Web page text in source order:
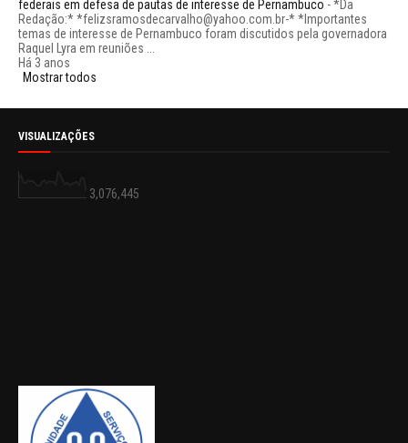
federais em defesa de pautas de interesse de Pernambuco -*Da
Redação:* *felizsramosdecarvalho@yahoo.com.br-* *Importantes
temas de interesse de Pernambuco foram discutidos pela governadora
Raquel Lyra em reuniões ...
Há 3 anos
Mostrar todos
VISUALIZAÇÕES
3,076,445